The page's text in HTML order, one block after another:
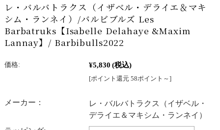
レ・バルバトラクス（イザベル・デライエ＆マキ
シム・ランネイ）/バルビブルズ Les
Barbatruks【Isabelle Delahaye &Maxim
Lannay】/ Barbibulls2022
価格: ¥5,830 (税込)
[ポイント還元 58ポイント～]
メーカー：
レ・バルバトラクス（イザベル・
デライエ＆マキシム・ランネイ）